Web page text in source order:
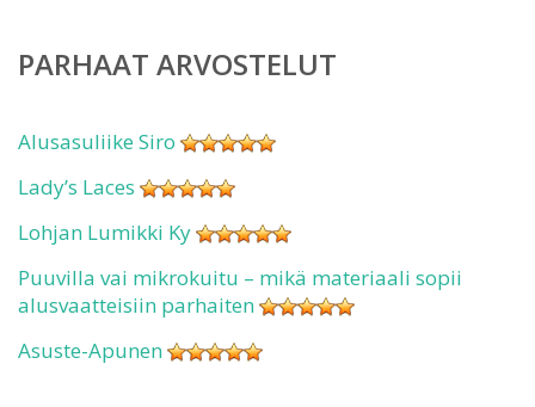
PARHAAT ARVOSTELUT
Alusasuliike Siro
Lady’s Laces
Lohjan Lumikki Ky
Puuvilla vai mikrokuitu – mikä materiaali sopii
alusvaatteisiin parhaiten
Asuste-Apunen